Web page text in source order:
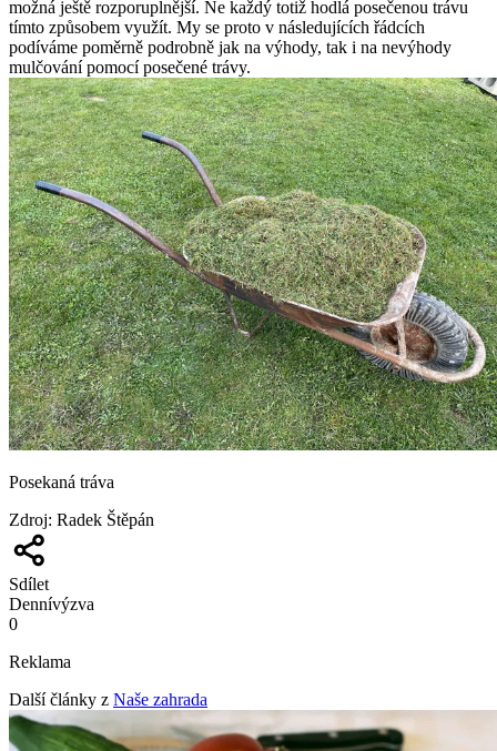
možná ještě rozporuplnější. Ne každý totiž hodlá posečenou trávu
tímto způsobem využít. My se proto v následujících řádcích
podíváme poměrně podrobně jak na výhody, tak i na nevýhody
mulčování pomocí posečené trávy.
Posekaná tráva
Zdroj: Radek Štěpán
Sdílet
Dennívýzva
0
Reklama
Další články z Naše zahrada